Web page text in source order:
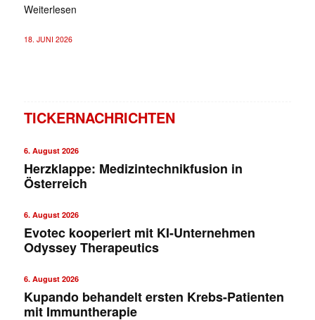
Weiterlesen
18. JUNI 2026
TICKERNACHRICHTEN
6. August 2026
Herzklappe: Medizintechnikfusion in
Österreich
6. August 2026
Evotec kooperiert mit KI-Unternehmen
Odyssey Therapeutics
6. August 2026
Kupando behandelt ersten Krebs-Patienten
mit Immuntherapie